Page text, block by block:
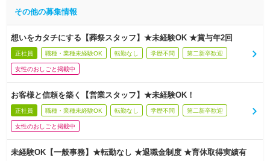
その他の募集情報
想いをカタチにする【葬祭スタッフ】★未経験OK ★賞与年2回
正社員 職種・業種未経験OK 転勤なし 学歴不問 第二新卒歓迎
女性のおしごと掲載中
お客様と信頼を築く【営業スタッフ】★未経験OK！
正社員 職種・業種未経験OK 転勤なし 学歴不問 第二新卒歓迎
女性のおしごと掲載中
未経験OK【一般事務】★転勤なし ★退職金制度 ★育休取得実績有